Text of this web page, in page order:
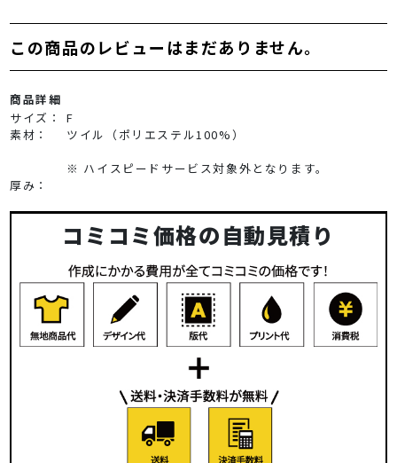
この商品のレビューはまだありません。
商品詳細
サイズ：
F
素材：
ツイル（ポリエステル100%）
※ ハイスピードサービス対象外となります。
厚み：
コミコミ価格の自動見積り